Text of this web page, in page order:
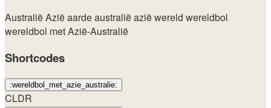
AustraliëAziëaardeaustraliëaziëwereld wereldbol
wereldbol met Azië-Australië
Shortcodes
:wereldbol_met_azie_australie:
CLDR